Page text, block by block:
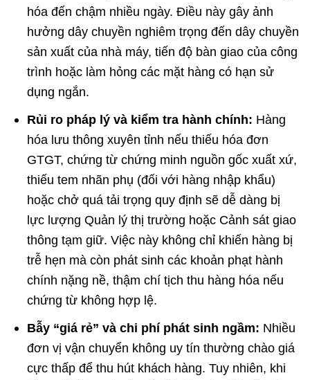
hóa đến chậm nhiều ngày. Điều này gây ảnh
hưởng dây chuyền nghiêm trọng đến dây chuyền
sản xuất của nhà máy, tiến độ bàn giao của công
trình hoặc làm hỏng các mặt hàng có hạn sử
dụng ngắn.
Rủi ro pháp lý và kiểm tra hành chính: Hàng
hóa lưu thông xuyên tỉnh nếu thiếu hóa đơn
GTGT, chứng từ chứng minh nguồn gốc xuất xứ,
thiếu tem nhãn phụ (đối với hàng nhập khẩu)
hoặc chở quá tải trọng quy định sẽ dễ dàng bị
lực lượng Quản lý thị trường hoặc Cảnh sát giao
thông tạm giữ. Việc này không chỉ khiến hàng bị
trễ hẹn mà còn phát sinh các khoản phạt hành
chính nặng nề, thậm chí tịch thu hàng hóa nếu
chứng từ không hợp lệ.
Bẫy “giá rẻ” và chi phí phát sinh ngầm: Nhiều
đơn vị vận chuyển không uy tín thường chào giá
cực thấp để thu hút khách hàng. Tuy nhiên, khi